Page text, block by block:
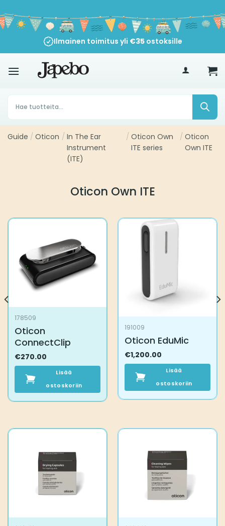
sisältöön
Ilmainen toimitus yli €35ostoksille
Products
search
Guide / Oticon / In The Ear
Instrument
(ITE)
/ Oticon Own
ITE series
/ Oticon
Own ITE
Oticon Own ITE
178509
Oticon
ConnectClip
€270.00
Lisää
ostoskoriin
191009
Oticon EduMic
€1,200.00
Lisää
ostoskoriin